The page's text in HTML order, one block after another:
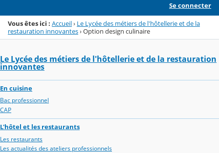
Se connecter
Vous êtes ici : Accueil› Le Lycée des métiers de l'hôtellerie et de la
restauration innovantes›Option design culinaire
Le Lycée des métiers de l'hôtellerie et de la restauration
innovantes
En cuisine
Bac professionnel
CAP
L'hôtel et les restaurants
Les restaurants
Les actualités des ateliers professionnels